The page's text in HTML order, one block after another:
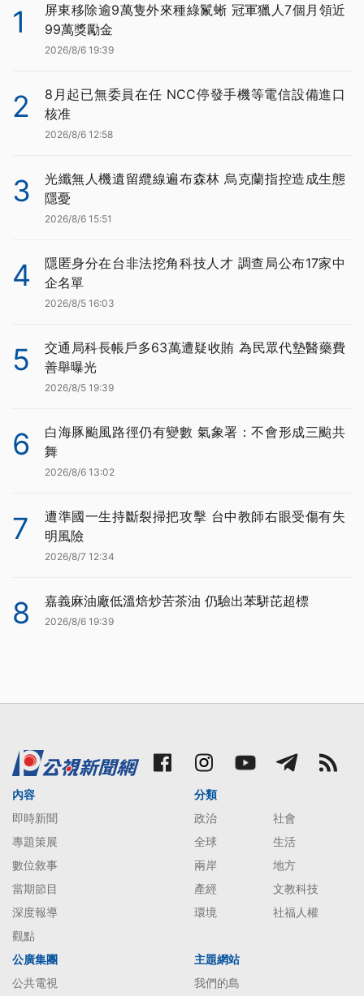
1
屏東移除逾9萬隻外來種綠鬣蜥 冠軍獵人7個月領近
99萬獎勵金
2026/8/6 19:39
2
8月起已無委員在任 NCC停發手機等電信設備進口
核准
2026/8/6 12:58
3
光纖無人機遺留纜線遍布森林 烏克蘭指控造成生態
隱憂
2026/8/6 15:51
4
隱匿身分在台非法挖角科技人才 調查局公布17家中
企名單
2026/8/5 16:03
5
交通局科長帳戶多63萬遭疑收賄 為民眾代墊醫藥費
善舉曝光
2026/8/5 19:39
6
白海豚颱風路徑仍有變數 氣象署：不會形成三颱共
舞
2026/8/6 13:02
7
遭準國一生持斷裂掃把攻擊 台中教師右眼受傷有失
明風險
2026/8/7 12:34
8 嘉義麻油廠低溫焙炒苦茶油 仍驗出苯駢芘超標
2026/8/6 19:39
內容
即時新聞
專題策展
數位敘事
當期節目
深度報導
觀點
分類
政治
社會
全球
生活
兩岸
地方
產經
文教科技
環境
社福人權
公廣集團
公共電視
主題網站
我們的島